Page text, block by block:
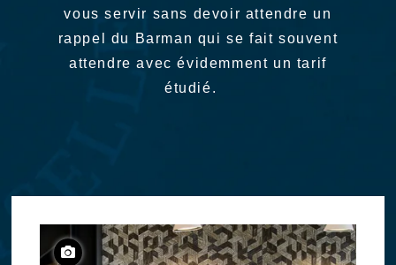
vous servir sans devoir attendre un
rappel du Barman qui se fait souvent
attendre avec évidemment un tarif
étudié.